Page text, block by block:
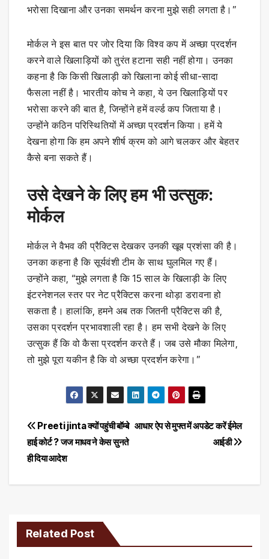
भरोसा दिखाना और उनका समर्थन करना मुझे सही लगता है।”
मोर्कल ने इस बात पर जोर दिया कि विश्व कप में अच्छा प्रदर्शन
करने वाले खिलाड़ियों को तुरंत हटाना सही नहीं होगा। उनका
कहना है कि किसी खिलाड़ी को खिलाना कोई सीधा-सादा
फैसला नहीं है। भारतीय कोच ने कहा, ये उन खिलाड़ियों पर
भरोसा करने की बात है, जिन्होंने हमें वर्ल्ड कप जिताया है।
उन्होंने कठिन परिस्थितियों में अच्छा प्रदर्शन किया। हमें ये
देखना होगा कि हम अपने शीर्ष क्रम को आगे चलकर और बेहतर
कैसे बना सकते हैं।
उसे देखने के लिए हम भी उत्सुक:
मोर्कल
मोर्कल ने वैभव की प्रैक्टिस देखकर उनकी खूब प्रशंसा की है।
उनका कहना है कि सूर्यवंशी टीम के साथ घुलमिल गए हैं।
उन्होंने कहा, “मुझे लगता है कि 15 साल के खिलाड़ी के लिए
इंटरनेशनल स्तर पर नेट प्रैक्टिस करना थोड़ा डरावना हो
सकता है। हालांकि, हमने अब तक जितनी प्रैक्टिस की है,
उसका प्रदर्शन प्रभावशाली रहा है। हम सभी देखने के लिए
उत्सुक हैं कि वो कैसा प्रदर्शन करते हैं। जब उसे मौका मिलेगा,
तो मुझे पूरा यकीन है कि वो अच्छा प्रदर्शन करेगा।”
Post
navigation
आधार ऐप से मुफ्त में अपडेट करें ईमेल
आईडी
Preeti jinta क्यों पहुंची बॉम्बे
हाई कोर्ट ? जज माधव ने केस सुनते
ही दिया आदेश
Related Post